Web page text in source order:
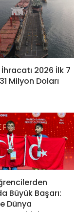
2026 İlk 7
Milyon Doları
Büyük Başarı:
Dünya